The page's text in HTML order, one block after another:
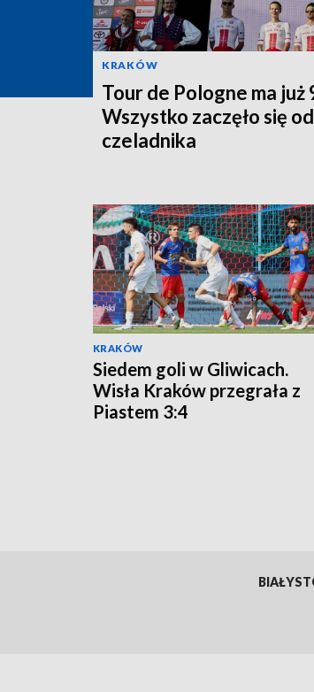
KRAKÓW
Tour de Pologne ma już
Wszystko zaczęło się
czeladnika
KRAKÓW
Siedem goli w Gliwicach.
Wisła Kraków przegrała z
Piastem 3:4